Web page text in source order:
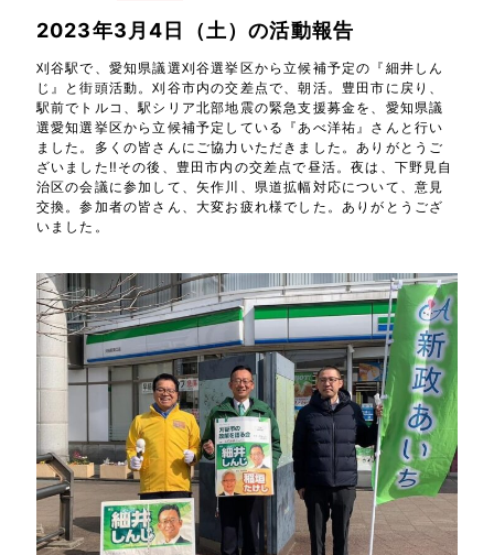
2023年3月4日（土）の活動報告
刈谷駅で、愛知県議選刈谷選挙区から立候補予定の『細井しん
じ』と街頭活動。刈谷市内の交差点で、朝活。豊田市に戻り、
駅前でトルコ、駅シリア北部地震の緊急支援募金を、愛知県議
選愛知選挙区から立候補予定している『あべ洋祐』さんと行い
ました。多くの皆さんにご協力いただきました。ありがとうご
ざいました‼️その後、豊田市内の交差点で昼活。夜は、下野見自
治区の会議に参加して、矢作川、県道拡幅対応について、意見
交換。参加者の皆さん、大変お疲れ様でした。ありがとうござ
いました。